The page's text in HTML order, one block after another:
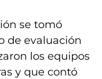
se tomó
de evaluación
los equipos
y que contó